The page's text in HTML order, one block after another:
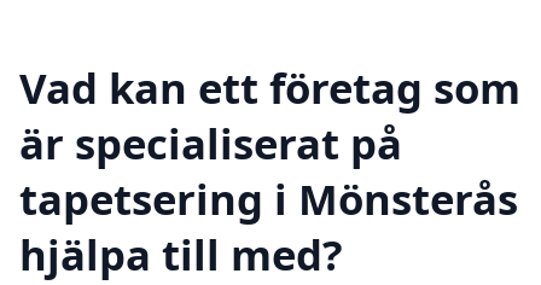
Vad kan ett företag som
är specialiserat på
tapetsering i Mönsterås
hjälpa till med?